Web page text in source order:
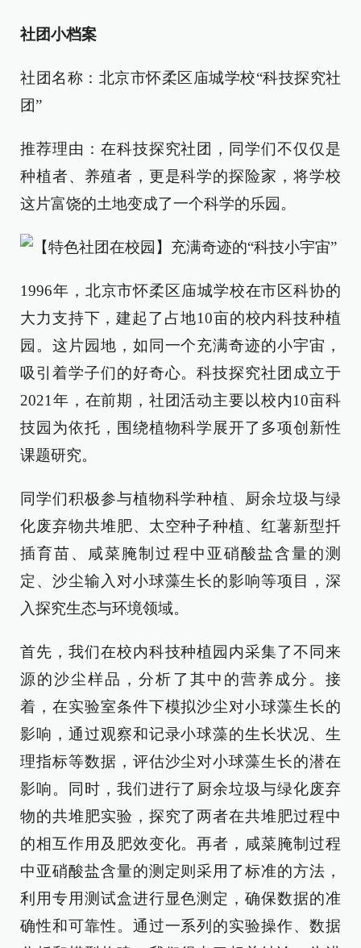
社团小档案
社团名称：北京市怀柔区庙城学校“科技探究社
团”
推荐理由：在科技探究社团，同学们不仅仅是
种植者、养殖者，更是科学的探险家，将学校
这片富饶的土地变成了一个科学的乐园。
1996年，北京市怀柔区庙城学校在市区科协的
大力支持下，建起了占地10亩的校内科技种植
园。这片园地，如同一个充满奇迹的小宇宙，
吸引着学子们的好奇心。科技探究社团成立于
2021年，在前期，社团活动主要以校内10亩科
技园为依托，围绕植物科学展开了多项创新性
课题研究。
同学们积极参与植物科学种植、厨余垃圾与绿
化废弃物共堆肥、太空种子种植、红薯新型扦
插育苗、咸菜腌制过程中亚硝酸盐含量的测
定、沙尘输入对小球藻生长的影响等项目，深
入探究生态与环境领域。
首先，我们在校内科技种植园内采集了不同来
源的沙尘样品，分析了其中的营养成分。接
着，在实验室条件下模拟沙尘对小球藻生长的
影响，通过观察和记录小球藻的生长状况、生
理指标等数据，评估沙尘对小球藻生长的潜在
影响。同时，我们进行了厨余垃圾与绿化废弃
物的共堆肥实验，探究了两者在共堆肥过程中
的相互作用及肥效变化。再者，咸菜腌制过程
中亚硝酸盐含量的测定则采用了标准的方法，
利用专用测试盒进行显色测定，确保数据的准
确性和可靠性。通过一系列的实验操作、数据